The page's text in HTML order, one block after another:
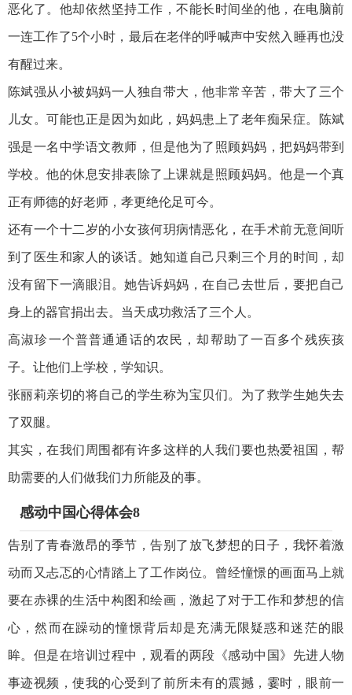
恶化了。他却依然坚持工作，不能长时间坐的他，在电脑前
一连工作了5个小时，最后在老伴的呼喊声中安然入睡再也没
有醒过来。
陈斌强从小被妈妈一人独自带大，他非常辛苦，带大了三个
儿女。可能也正是因为如此，妈妈患上了老年痴呆症。陈斌
强是一名中学语文教师，但是他为了照顾妈妈，把妈妈带到
学校。他的休息安排表除了上课就是照顾妈妈。他是一个真
正有师德的好老师，孝更绝伦足可今。
还有一个十二岁的小女孩何玥病情恶化，在手术前无意间听
到了医生和家人的谈话。她知道自己只剩三个月的时间，却
没有留下一滴眼泪。她告诉妈妈，在自己去世后，要把自己
身上的器官捐出去。当天成功救活了三个人。
高淑珍一个普普通通话的农民，却帮助了一百多个残疾孩
子。让他们上学校，学知识。
张丽莉亲切的将自己的学生称为宝贝们。为了救学生她失去
了双腿。
其实，在我们周围都有许多这样的人我们要也热爱祖国，帮
助需要的人们做我们力所能及的事。
感动中国心得体会8
告别了青春激昂的季节，告别了放飞梦想的日子，我怀着激
动而又忐忑的心情踏上了工作岗位。曾经憧憬的画面马上就
要在赤裸的生活中构图和绘画，激起了对于工作和梦想的信
心，然而在躁动的憧憬背后却是充满无限疑惑和迷茫的眼
眸。但是在培训过程中，观看的两段《感动中国》先进人物
事迹视频，使我的心受到了前所未有的震撼，霎时，眼前一